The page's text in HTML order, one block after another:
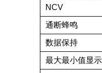
NCV
通断蜂鸣
数据保持
最大最小值显示